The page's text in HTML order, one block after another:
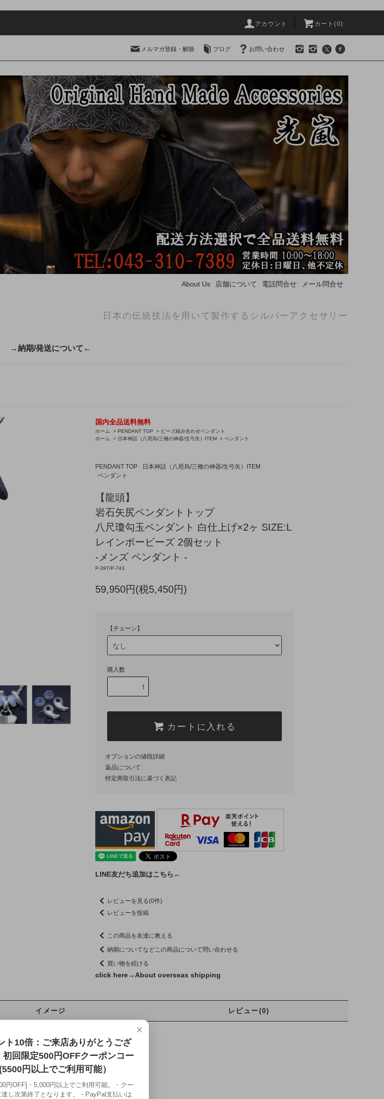
アカウント カート(0)
メルマガ登録・解除 ブログ お問い合わせ
About Us 店舗について 電話問合せ メール問合せ
日本の伝統技法を用いて製作するシルバーアクセサリー
→納期/発送について←
国内全品送料無料
ホーム > PENDANT TOP > ビーズ組み合わせペンダント
ホーム
> 日本神話（八咫烏/三種の神器/生弓矢）ITEM > ペンダント
PENDANT TOP
日本神話（八咫烏/三種の神器/生弓矢）ITEM
ペンダント
【龍頭】
岩石矢尻ペンダントトップ
八尺瓊勾玉ペンダント 白仕上げ×2ヶ SIZE:L
レインボービーズ 2個セット
-メンズ ペンダント -
P-397/P-743
59,950円(税5,450円)
【チェーン】
購入数
カートに入れる
オプションの値段詳細
返品について
特定商取引法に基づく表記
LINE友だち追加はこちら←
レビューを見る(0件)
レビューを投稿
この商品を友達に教える
納期についてなどこの商品について問い合わせる
買い物を続ける
click here→ About overseas shipping
イメージ レビュー(0)
×
ト10倍：ご来店ありがとうござ
初回限定500円OFFクーポンコー
円以上でご利用可能）
円OFF]・5,000円以上でご利用可能。・クー
達し次第終了となります。・PayPal支払いは